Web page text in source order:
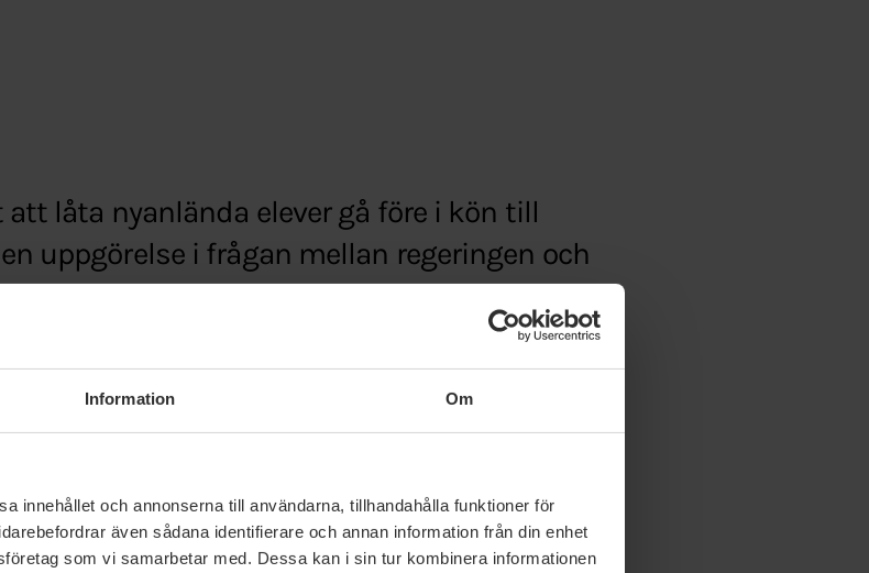
Information Om
innehållet och annonserna till användarna, tillhandahålla funktioner för
även sådana identifierare och annan information från din enhet
som vi samarbetar med. Dessa kan i sin tur kombinera informationen
låta nyanlända elever gå före i kön till
uppgörelse i frågan mellan regeringen och
article22892259.ab